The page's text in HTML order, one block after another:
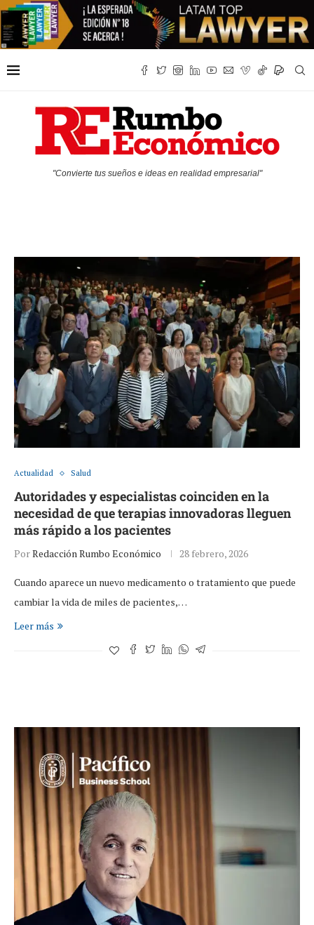
"Convierte tus sueños e ideas en realidad empresarial"
Actualidad Salud
Autoridades y especialistas coinciden en la
necesidad de que terapias innovadoras lleguen
más rápido a los pacientes
PorRedacción Rumbo Económico 28 febrero, 2026
Cuando aparece un nuevo medicamento o tratamiento que puede
cambiar la vida de miles de pacientes,…
Leer más